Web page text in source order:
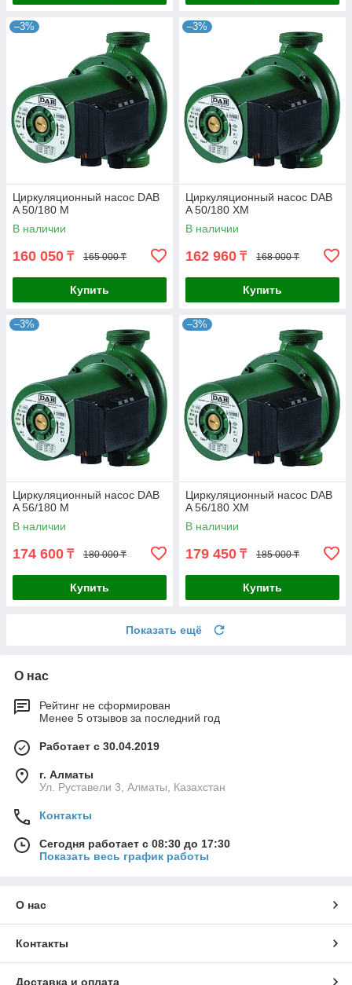
–3%
Циркуляционный насос DAB
A 50/180 M
В наличии
160 050 ₸ 165 000 ₸
Купить
–3%
Циркуляционный насос DAB
A 50/180 XM
В наличии
162 960 ₸ 168 000 ₸
Купить
–3%
Циркуляционный насос DAB
A 56/180 M
В наличии
174 600 ₸ 180 000 ₸
Купить
–3%
Циркуляционный насос DAB
A 56/180 XM
В наличии
179 450 ₸ 185 000 ₸
Купить
Показать ещё
О нас
Рейтинг не сформирован
Менее 5 отзывов за последний год
Работает с 30.04.2019
г. Алматы
Ул. Руставели 3, Алматы, Казахстан
Контакты
Сегодня работает с 08:30 до 17:30
Показать весь график работы
О нас
Контакты
Доставка и оплата